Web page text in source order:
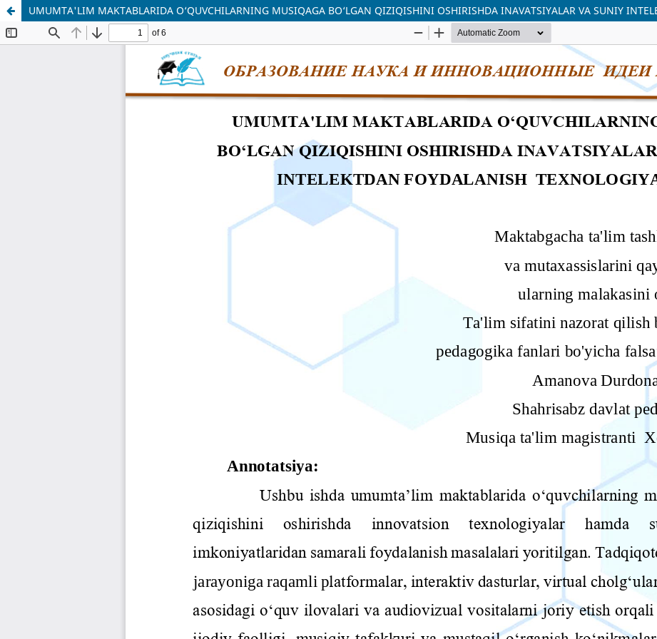
UMUMTA'LIM MAKTABLARIDA O‘QUVCHILARNING MUSIQAGA BO‘LGAN QIZIQISHINI OSHIRISHDA INAVATSIYALAR VA SUNIY